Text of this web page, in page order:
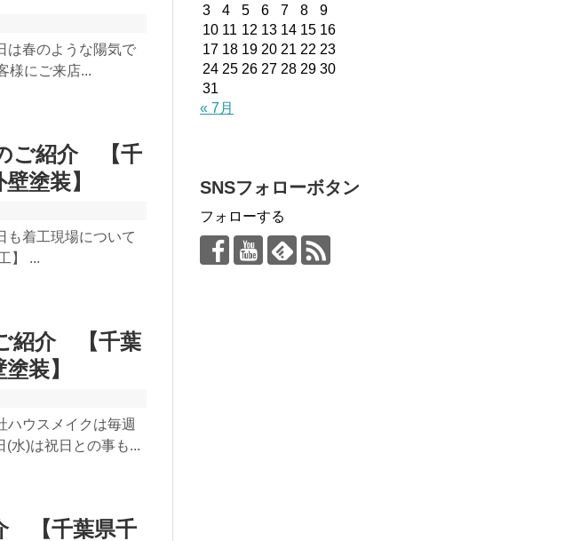
は春のような陽気で
様にご来店...
ご紹介 【千
塗装】
も着工現場について
】 ...
紹介 【千葉
装】
ハウスメイクは毎週
水)は祝日との事も...
【千葉県千
3
4 5 6 7 8
9
10 11 12 13 14 15 16
17 18 19 20 21 22 23
24 25 26 27 28 29 30
31
« 7月
SNSフォローボタン
フォローする